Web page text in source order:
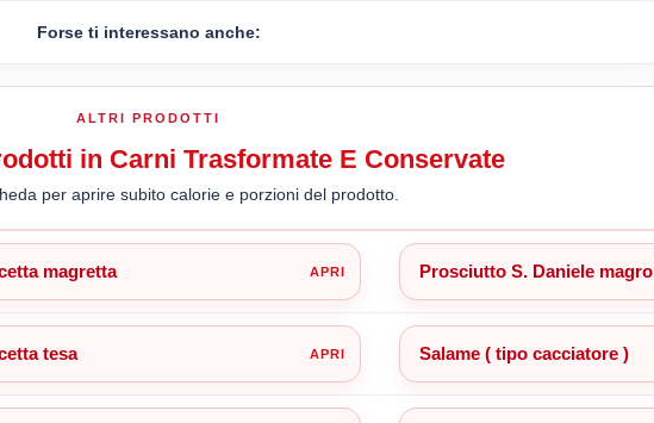
Forse ti interessano anche:
ALTRI PRODOTTI
in Carni Trasformate E Conservate
per aprire subito calorie e porzioni del prodotto.
magretta Prosciutto S. Daniele magro
tesa Salame ( tipo cacciatore )